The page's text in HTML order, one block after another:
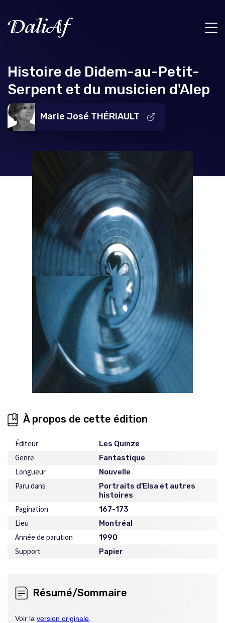
Histoire de Didem-au-Petit-
Serpent et du musicien d'Alep
Marie José THÉRIAULT
À propos de cette édition
Éditeur Les Quinze
Genre Fantastique
Longueur Nouvelle
Paru dans
Portraits d'Elsa et autres
histoires
Pagination 167-173
Lieu Montréal
Année de parution 1990
Support Papier
Résumé/Sommaire
Voir la version originale